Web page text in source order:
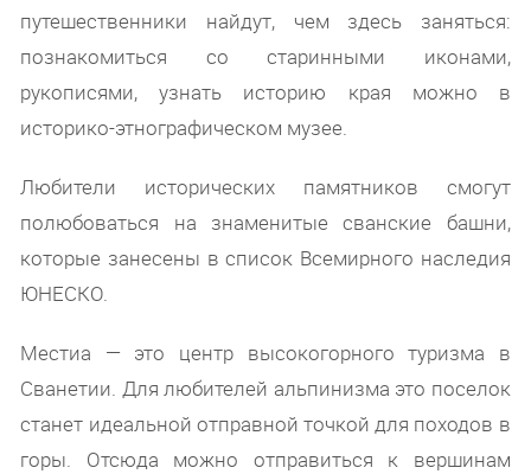
путешественники найдут, чем здесь заняться:
познакомиться со старинными иконами,
рукописями, узнать историю края можно в
историко-этнографическом музее.
Любители исторических памятников смогут
полюбоваться на знаменитые сванские башни,
которые занесены в список Всемирного наследия
ЮНЕСКО.
Местиа — это центр высокогорного туризма в
Сванетии. Для любителей альпинизма это поселок
станет идеальной отправной точкой для походов в
горы. Отсюда можно отправиться к вершинам